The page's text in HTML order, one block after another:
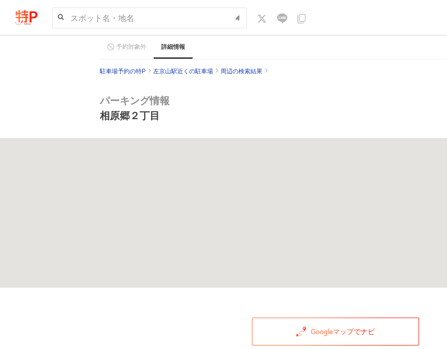
スポット名・地名
予約対象外 詳細情報
駐車場予約の特P 左京山駅近くの駐車場 周辺の検索結果
パーキング情報
相原郷２丁目
Googleマップでナビ